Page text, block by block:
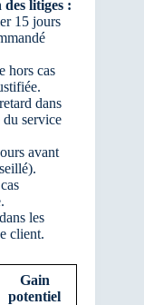
litiges :
15 jours
hors cas
dans
du service
avant
les
client.
Gain
potentiel